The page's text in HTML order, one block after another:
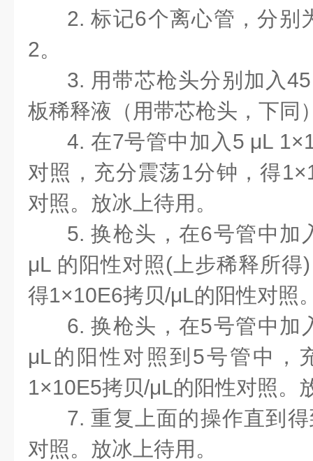
2. 标记6个离心管，分别
2。
3. 用带芯枪头分别加入
板稀释液（用带芯枪头，下同
4. 在7号管中加入5 μL
对照，充分震荡1分钟，得
对照。放冰上待用。
5. 换枪头，在6号管中加
μL 的阳性对照(上步稀释所得
得1×10E6拷贝/μL的阳性对照
6. 换枪头，在5号管中加
μL的阳性对照到5号管中，
1×10E5拷贝/μL的阳性对照。
7. 重复上面的操作直到
对照。放冰上待用。